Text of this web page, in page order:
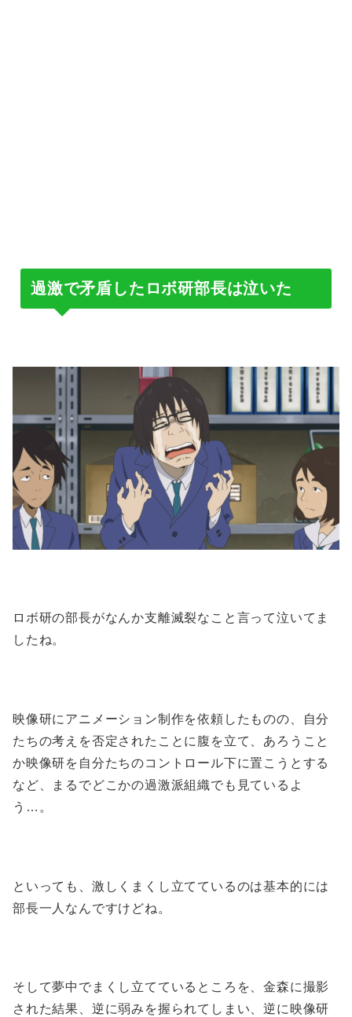
過激で矛盾したロボ研部長は泣いた
ロボ研の部長がなんか支離滅裂なこと言って泣いてま
したね。
映像研にアニメーション制作を依頼したものの、自分
たちの考えを否定されたことに腹を立て、あろうこと
か映像研を自分たちのコントロール下に置こうとする
など、まるでどこかの過激派組織でも見ているよ
う…。
といっても、激しくまくし立てているのは基本的には
部長一人なんですけどね。
そして夢中でまくし立てているところを、金森に撮影
された結果、逆に弱みを握られてしまい、逆に映像研